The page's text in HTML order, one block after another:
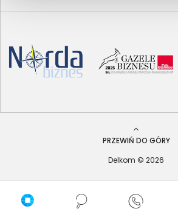
PRZEWIŃ DO GÓRY
Delkom © 2026